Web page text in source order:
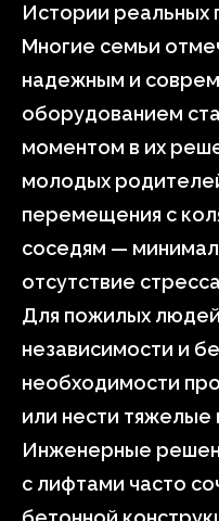
Истории реальных
Многие семьи
надежным и
оборудованием
моментом в их
молодых
перемещения с
соседям —
отсутствие
Для пожилых
независимости и
необходимости
или нести
Инженерные
с лифтами часто